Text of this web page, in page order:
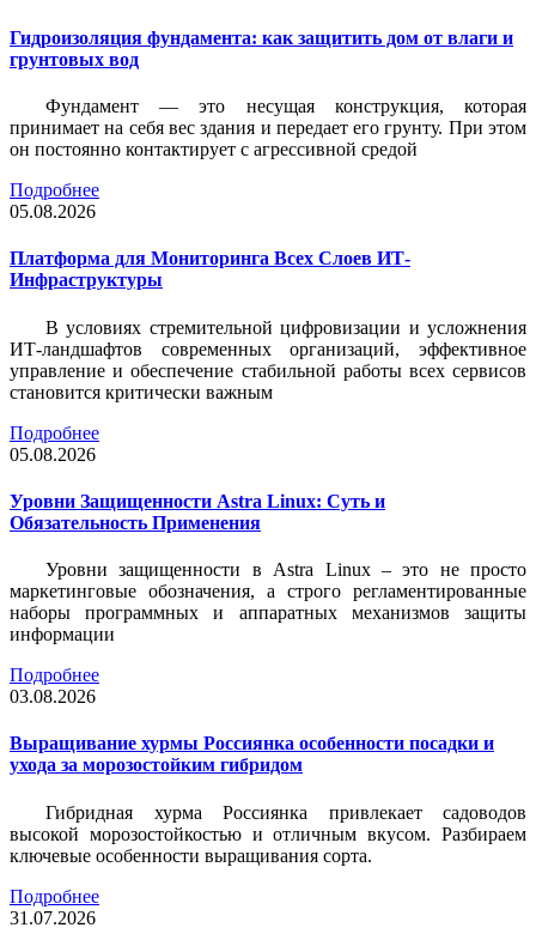
Гидроизоляция фундамента: как защитить дом от влаги и
грунтовых вод
Фундамент — это несущая конструкция, которая
принимает на себя вес здания и передает его грунту. При этом
он постоянно контактирует с агрессивной средой
Подробнее
05.08.2026
Платформа для Мониторинга Всех Слоев ИТ-
Инфраструктуры
В условиях стремительной цифровизации и усложнения
ИТ-ландшафтов современных организаций, эффективное
управление и обеспечение стабильной работы всех сервисов
становится критически важным
Подробнее
05.08.2026
Уровни Защищенности Astra Linux: Суть и
Обязательность Применения
Уровни защищенности в Astra Linux – это не просто
маркетинговые обозначения, а строго регламентированные
наборы программных и аппаратных механизмов защиты
информации
Подробнее
03.08.2026
Выращивание хурмы Россиянка особенности посадки и
ухода за морозостойким гибридом
Гибридная хурма Россиянка привлекает садоводов
высокой морозостойкостью и отличным вкусом. Разбираем
ключевые особенности выращивания сорта.
Подробнее
31.07.2026